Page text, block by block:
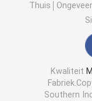
Tactisch
Gevechts
Gevechts
Thuis
Kwaliteit
Southern